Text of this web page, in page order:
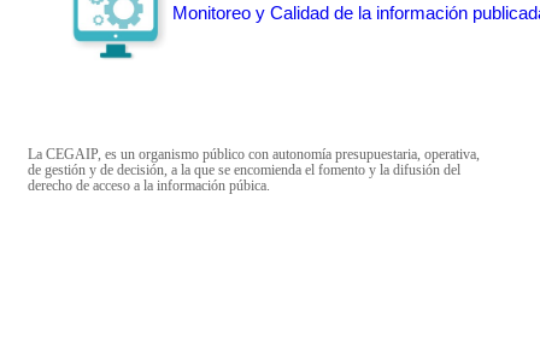
Monitoreo y Calidad de la información
La CEGAIP, es un organismo público con autonomía presupuestaria, operativa,
de gestión y de decisión, a la que se encomienda el fomento y la difusión del
derecho de acceso a la información púbica.